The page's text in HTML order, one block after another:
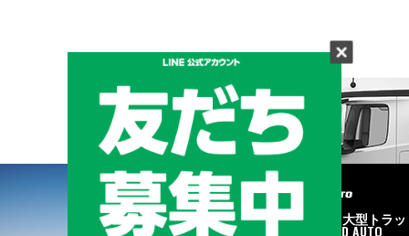
メーカーと形状から探す
BRAND & TYPE
©2020中古トラック・大型トラッ
ク販売はART FRIEND AUTO